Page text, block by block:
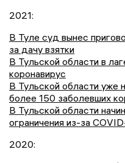
2021:
В Туле суд вынес
за дачу взятки
В Тульской области в
коронавирус
В Тульской области
более 150 заболевших
В Тульской области
ограничения из-за
2020: